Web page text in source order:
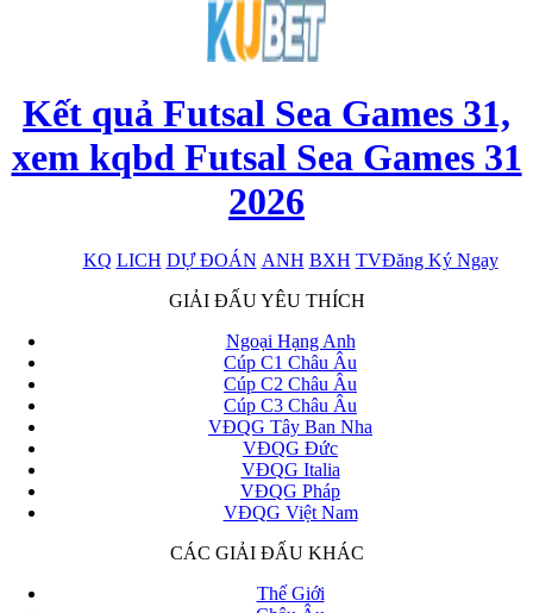
Kết quả Futsal Sea Games 31,
xem kqbd Futsal Sea Games 31
2026
KQ LICH DỰ ĐOÁN ANH BXH TVĐăng Ký Ngay
x
GIẢI ĐẤU YÊU THÍCH
Ngoại Hạng Anh
Cúp C1 Châu Âu
Cúp C2 Châu Âu
Cúp C3 Châu Âu
VĐQG Tây Ban Nha
VĐQG Đức
VĐQG Italia
VĐQG Pháp
VĐQG Việt Nam
CÁC GIẢI ĐẤU KHÁC
Thế Giới